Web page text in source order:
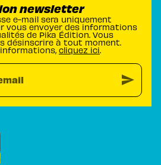
newsletter
e-mail sera uniquement
vous envoyer des informations
de Pika Édition. Vous
désinscrire à tout moment.
cliquez ici.
send